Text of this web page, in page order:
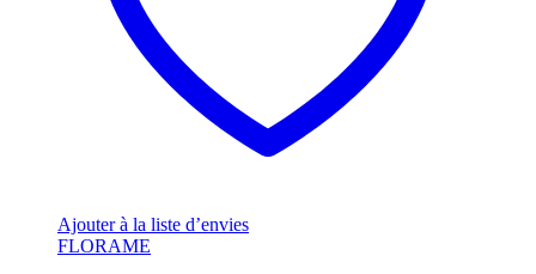
Ajouter à la liste d’envies
FLORAME